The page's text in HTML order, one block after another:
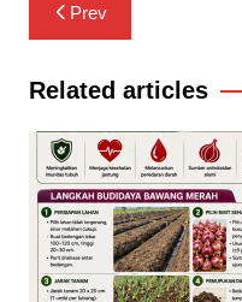
pos
Prev
Related articles